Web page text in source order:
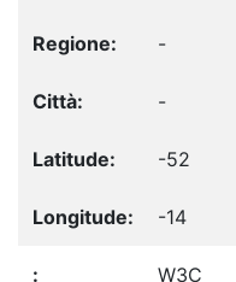
-
-
-52
-14
W3C